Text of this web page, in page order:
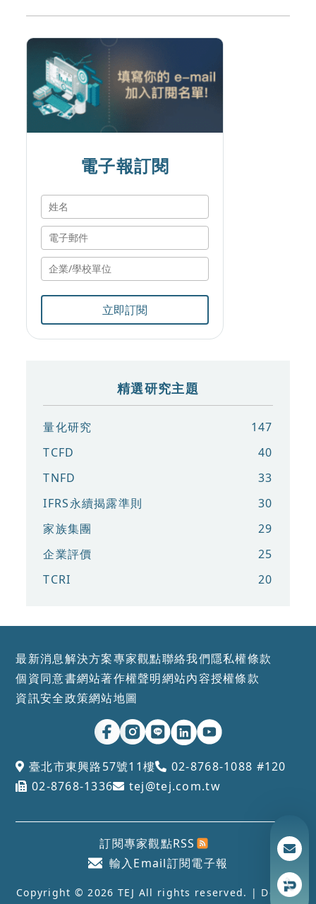
電子報訂閱
立即訂閱
精選研究主題
量化研究
147
TCFD
40
TNFD
33
IFRS永續揭露準則
30
家族集團
29
企業評價
25
TCRI
20
最新消息解決方案專家觀點聯絡我們隱私權條款
個資同意書網站著作權聲明網站內容授權條款
資訊安全政策網站地圖
臺北市東興路57號11樓
02-8768-1088 #120
02-8768-1336
tej@tej.com.tw
訂閱專家觀點RSS
輸入Email訂閱電子報
Copyright © 2026 TEJ All rights reserved. | Design